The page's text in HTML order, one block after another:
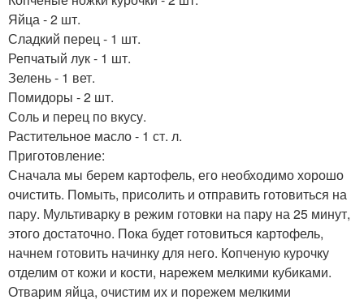
Яйца - 2 шт.
Сладкий перец - 1 шт.
Репчатый лук - 1 шт.
Зелень - 1 вет.
Помидоры - 2 шт.
Соль и перец по вкусу.
Растительное масло - 1 ст. л.
Приготовление:
Сначала мы берем картофель, его необходимо хорошо
очистить. Помыть, присолить и отправить готовиться на
пару. Мультиварку в режим готовки на пару на 25 минут,
этого достаточно. Пока будет готовиться картофель,
начнем готовить начинку для него. Копченую курочку
отделим от кожи и кости, нарежем мелкими кубиками.
Отварим яйца, очистим их и порежем мелкими